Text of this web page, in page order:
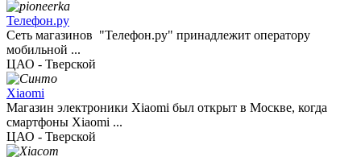
Телефон.ру
Сеть магазинов "Телефон.ру" принадлежит оператору
мобильной ...
ЦАО - Тверской
Xiaomi
Магазин электроники Xiaomi был открыт в Москве, когда
смартфоны Xiaomi ...
ЦАО - Тверской